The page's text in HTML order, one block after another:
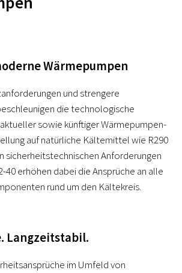
Wärmepumpen
und strengere
die technologische
sowie künftiger Wärmepumpen-
auf natürliche Kältemittel wie R290
sicherheitstechnischen Anforderungen
40 erhöhen dabei die Ansprüche an alle
rund um den Kältekreis.
Langzeitstabil.
im Umfeld von